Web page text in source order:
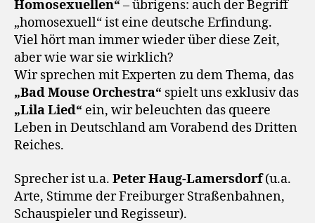
Homosexuellen“ – übrigens: auch der Begriff
„homosexuell“ ist eine deutsche Erfindung.
Viel hört man immer wieder über diese Zeit,
aber wie war sie wirklich?
Wir sprechen mit Experten zu dem Thema, das
„Bad Mouse Orchestra“ spielt uns exklusiv das
„Lila Lied“ ein, wir beleuchten das queere
Leben in Deutschland am Vorabend des Dritten
Reiches.
Sprecher ist u.a. Peter Haug-Lamersdorf(u.a.
Arte, Stimme der Freiburger Straßenbahnen,
Schauspieler und Regisseur).